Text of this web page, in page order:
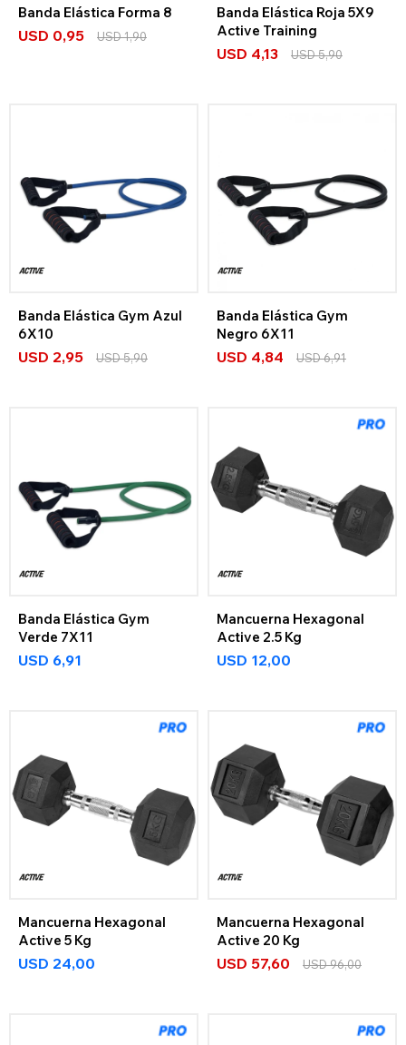
Banda Elástica Forma 8
USD 0,95 USD1,90
Banda Elástica Roja 5X9
Active Training
USD 4,13 USD5,90
Banda Elástica Gym Azul
6X10
USD 2,95 USD5,90
Banda Elástica Gym
Negro 6X11
USD 4,84 USD6,91
Banda Elástica Gym
Verde 7X11
USD 6,91
Mancuerna Hexagonal
Active 2.5 Kg
USD 12,00
Mancuerna Hexagonal
Active 5 Kg
USD 24,00
Mancuerna Hexagonal
Active 20 Kg
USD 57,60 USD96,00